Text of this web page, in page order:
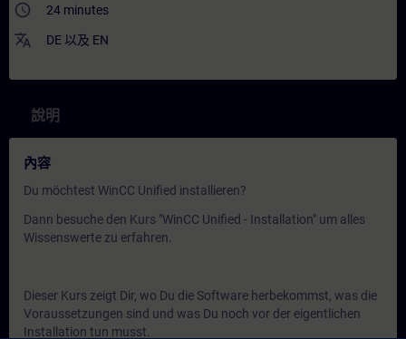
access_time 24 minutes
translate DE 以及 EN
說明
內容
Du möchtest WinCC Unified installieren?
Dann besuche den Kurs "WinCC Unified - Installation" um alles
Wissenswerte zu erfahren.
Dieser Kurs zeigt Dir, wo Du die Software herbekommst, was die
Voraussetzungen sind und was Du noch vor der eigentlichen
Installation tun musst.